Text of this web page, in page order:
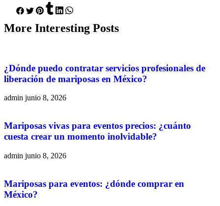
More Interesting Posts
¿Dónde puedo contratar servicios profesionales de
liberación de mariposas en México?
admin junio 8, 2026
Mariposas vivas para eventos precios: ¿cuánto
cuesta crear un momento inolvidable?
admin junio 8, 2026
Mariposas para eventos: ¿dónde comprar en
México?